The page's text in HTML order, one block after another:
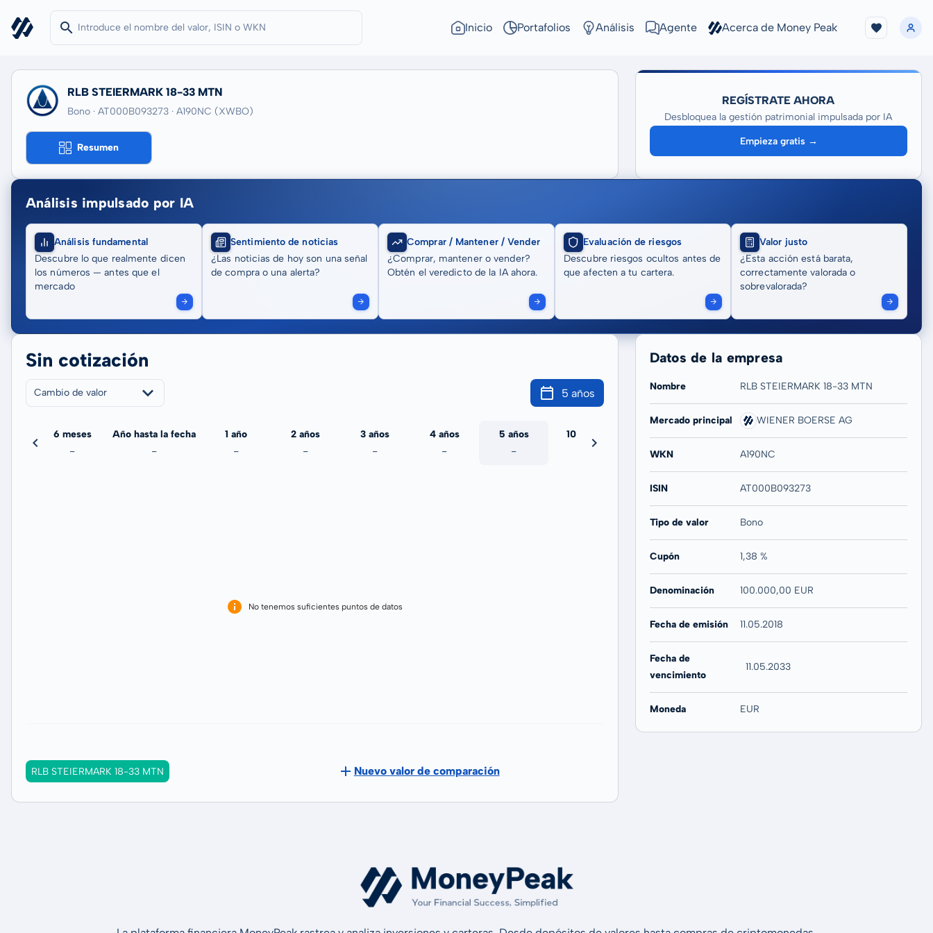
Inicio Portafolios Análisis Agente Acerca de Money Peak
RLB STEIERMARK 18-33 MTN
Bono · AT000B093273 · A190NC (XWBO)
Resumen
REGÍSTRATE AHORA
Desbloquea la gestión patrimonial impulsada por IA
Empieza gratis →
Análisis impulsado por IA
Análisis fundamental
Descubre lo que realmente dicen
los números — antes que el
mercado
Sentimiento de noticias
¿Las noticias de hoy son una señal
de compra o una alerta?
Comprar / Mantener / Vender
¿Comprar, mantener o vender?
Obtén el veredicto de la IA ahora.
Evaluación de riesgos
Descubre riesgos ocultos antes de
que afecten a tu cartera.
Valor justo
¿Esta acción está barata,
correctamente valorada o
sobrevalorada?
Sin cotización
Cambio de valor 5 años
6 meses
-
Año hasta la fecha
-
1 año
-
2 años
-
3 años
-
4 años
-
5 años
-
10 años
-
No tenemos suficientes puntos de datos
RLB STEIERMARK 18-33 MTN Nuevo valor de comparación
Datos de la empresa
Nombre RLB STEIERMARK 18-33 MTN
Mercado principal WIENER BOERSE AG
WKN A190NC
ISIN AT000B093273
Tipo de valor Bono
Cupón 1,38 %
Denominación 100.000,00 EUR
Fecha de emisión 11.05.2018
Fecha de
vencimiento
11.05.2033
Moneda EUR